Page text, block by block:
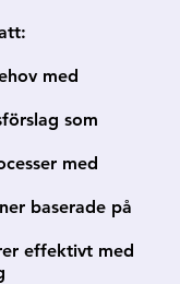
med
som
med
baserade på
effektivt med